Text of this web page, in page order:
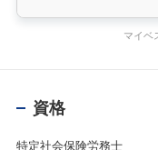
マイベ
資格
特定社会保険労務士